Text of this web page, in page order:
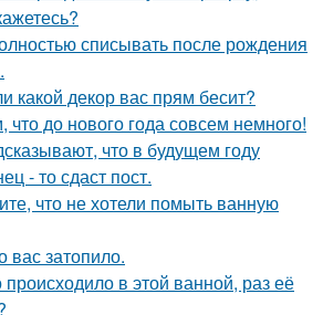
списывать после рождения
какой декор вас прям бесит?
до нового года совсем немного!
что в будущем году
- то сдаст пост.
что не хотели помыть ванную
вас затопило.
происходило в этой ванной, раз её